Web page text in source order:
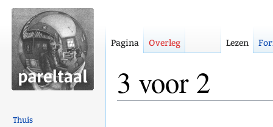
3 voor 2
Pagina Overleg Lezen
Thuis